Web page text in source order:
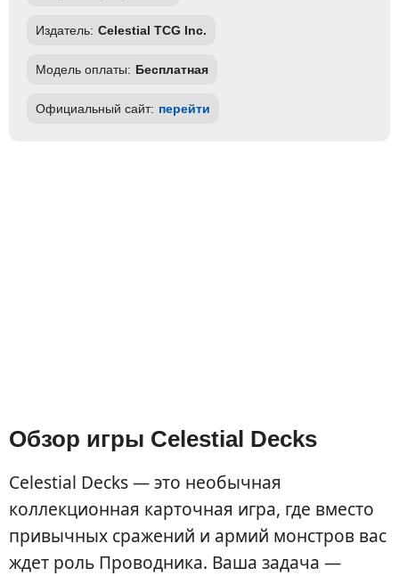
Издатель: Celestial TCG Inc.
Модель оплаты: Бесплатная
Официальный сайт: перейти
Обзор игры Celestial Decks
Celestial Decks — это необычная
коллекционная карточная игра, где вместо
привычных сражений и армий монстров вас
ждет роль Проводника. Ваша задача —